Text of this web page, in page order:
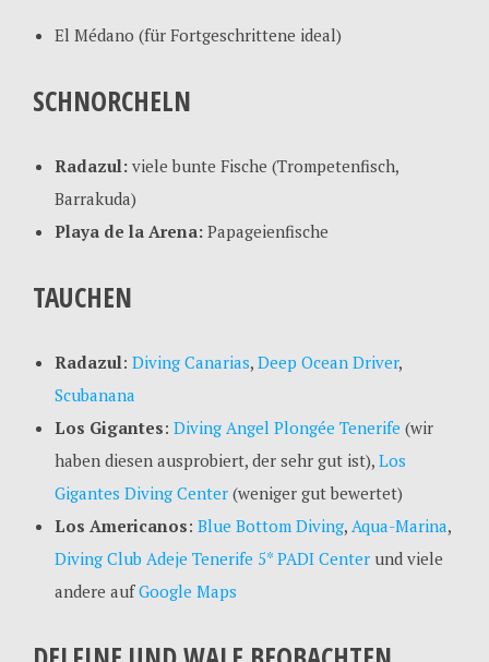
El Médano (für Fortgeschrittene ideal)
SCHNORCHELN
Radazul:viele bunte Fische (Trompetenfisch,
Barrakuda)
Playa de la Arena:Papageienfische
TAUCHEN
Radazul: Diving Canarias, Deep Ocean Driver,
Scubanana
Los Gigantes: Diving Angel Plongée Tenerife (wir
haben diesen ausprobiert, der sehr gut ist), Los
Gigantes Diving Center(weniger gut bewertet)
Los Americanos: Blue Bottom Diving, Aqua-Marina,
Diving Club Adeje Tenerife 5* PADI Centerund viele
andere aufGoogle Maps